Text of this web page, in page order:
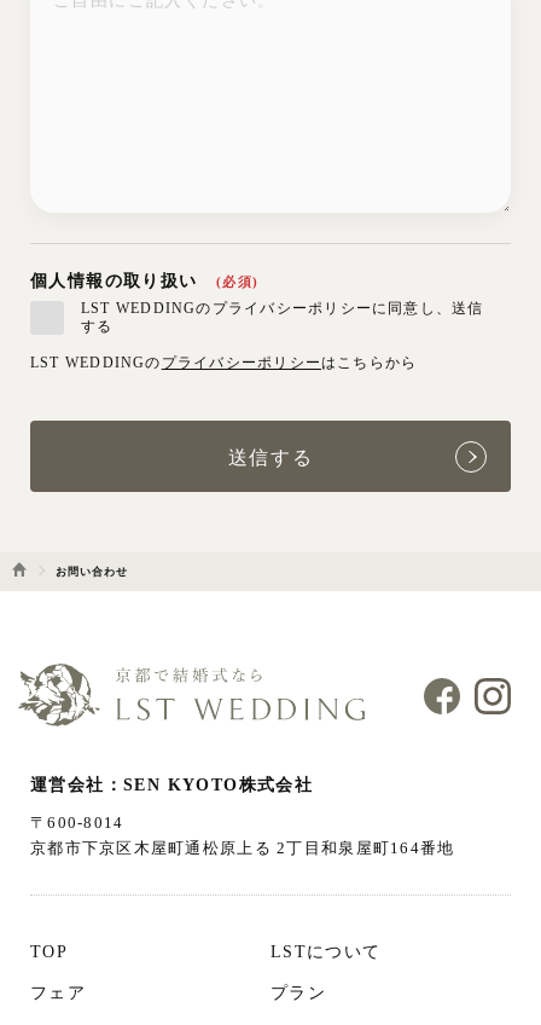
個人情報の取り扱い (必須)
LST WEDDINGのプライバシーポリシーに同意し、送信
する
LST WEDDINGの プライバシーポリシーはこちらから
お問い合わせ
運営会社：SEN KYOTO株式会社
〒600-8014
京都市下京区木屋町通松原上る 2丁目和泉屋町164番地
TOP LSTについて
フェア プラン